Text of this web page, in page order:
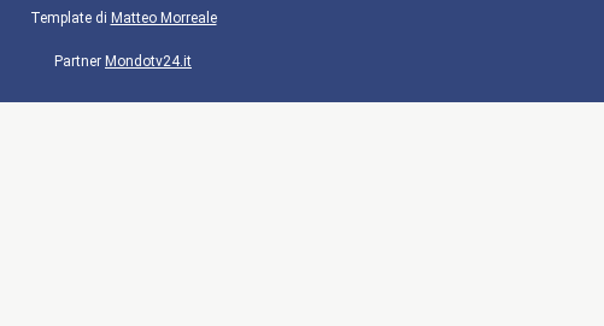
Template di Matteo Morreale
Partner Mondotv24.it